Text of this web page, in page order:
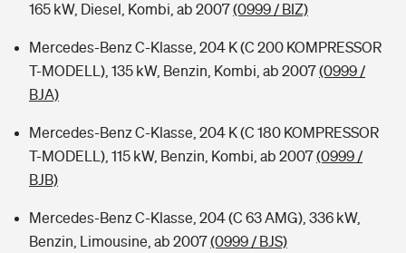
165 kW, Diesel, Kombi, ab 2007(0999 / BIZ)
Mercedes-Benz C-Klasse, 204 K (C 200 KOMPRESSOR
T-MODELL), 135 kW, Benzin, Kombi, ab 2007(0999 /
BJA)
Mercedes-Benz C-Klasse, 204 K (C 180 KOMPRESSOR
T-MODELL), 115 kW, Benzin, Kombi, ab 2007(0999 /
BJB)
Mercedes-Benz C-Klasse, 204 (C 63 AMG), 336 kW,
Benzin, Limousine, ab 2007(0999 / BJS)